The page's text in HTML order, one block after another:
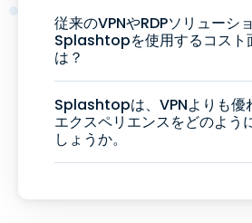
従来のVPNやRDPソリューシ
Splashtopを使用するコスト
は？
Splashtopは、VPNよりも優
エクスペリエンスをどのよう
しょうか。